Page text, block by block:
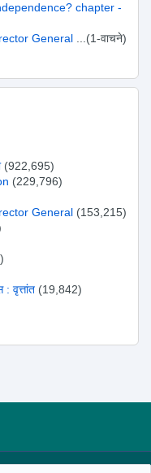
chapter -
General
...(1-वाचने)
(922,695)
(229,796)
General (153,215)
: वृत्तांत (19,842)